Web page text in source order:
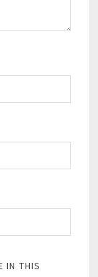
IN THIS